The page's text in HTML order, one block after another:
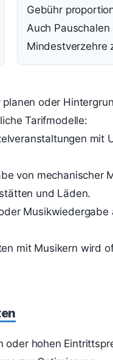
Gebühr
Auch Pauschalen
Mindestverzehre
oder
Tarifmodelle:
mit
von mechanischer
und Läden.
Musikwiedergabe
mit Musikern wird
oder hohen